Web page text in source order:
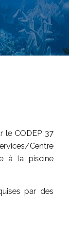
le CODEP 37
Centre
à la piscine
par des